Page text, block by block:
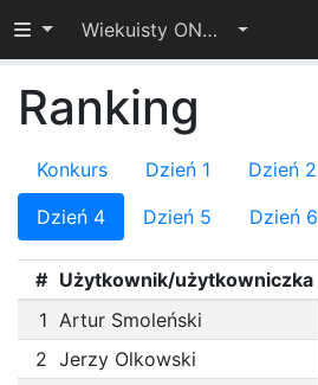
Przełącz widoczność menu
Wiekuisty ONTAK 2025
Ranking
Konkurs Dzień 1 Dzień 2
Dzień 4
Dzień 5 Dzień 6
# Użytkownik/użytkowniczka
1 Artur Smoleński
2 Jerzy Olkowski